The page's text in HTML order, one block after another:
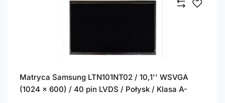
Matryca Samsung LTN101NT02 / 10,1'' WSVGA
(1024 x 600) / 40 pin LVDS / Połysk / Klasa A-